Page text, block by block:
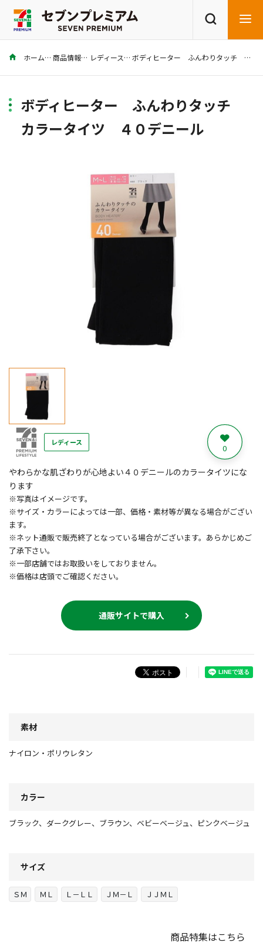
商品を探す レシピを探す
ホーム 商品情報 レディース ボディヒーター ふんわりタッチ カラータイツ ４０デニール
ボディヒーター ふんわりタッチ
カラータイツ ４０デニール
レディース 0
やわらかな肌ざわりが心地よい４０デニールのカラータイツにな
ります
※写真はイメージです。
※サイズ・カラーによっては一部、価格・素材等が異なる場合がござい
ます。
※ネット通販で販売終了となっている場合がございます。あらかじめご
了承下さい。
※一部店舗ではお取扱いをしておりません。
※価格は店頭でご確認ください。
通販サイトで購入
素材
ナイロン・ポリウレタン
カラー
ブラック、ダークグレー、ブラウン、ベビーベージュ、ピンクベージュ
サイズ
ＳＭ ＭＬ Ｌ－ＬＬ ＪＭ－Ｌ ＪＪＭＬ
商品特集はこちら